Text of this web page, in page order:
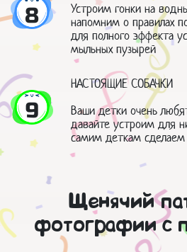
8
Устроим гонки на
напомним о правилах
для полного эффекта
мыльных пузырей
9
НАСТОЯЩИЕ СОБАЧКИ
Ваши детки очень
давайте устроим для
самим деткам сделаем
Щенячий
фотографии с